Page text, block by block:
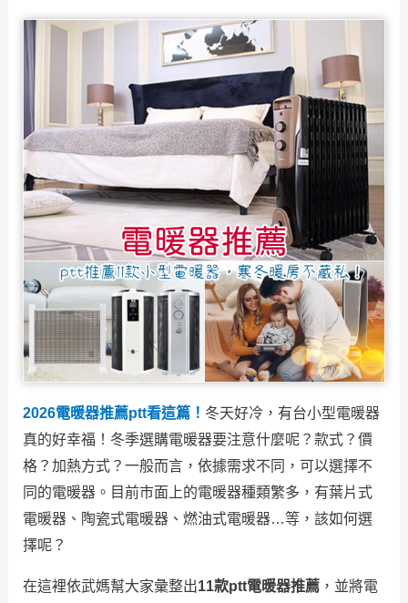
2026電暖器推薦ptt看這篇！ 冬天好冷，有台小型電暖器
真的好幸福！冬季選購電暖器要注意什麼呢？款式？價
格？加熱方式？一般而言，依據需求不同，可以選擇不
同的電暖器。目前市面上的電暖器種類繁多，有葉片式
電暖器、陶瓷式電暖器、燃油式電暖器…等，該如何選
擇呢？
在這裡依武媽幫大家彙整出11款ptt電暖器推薦，並將電